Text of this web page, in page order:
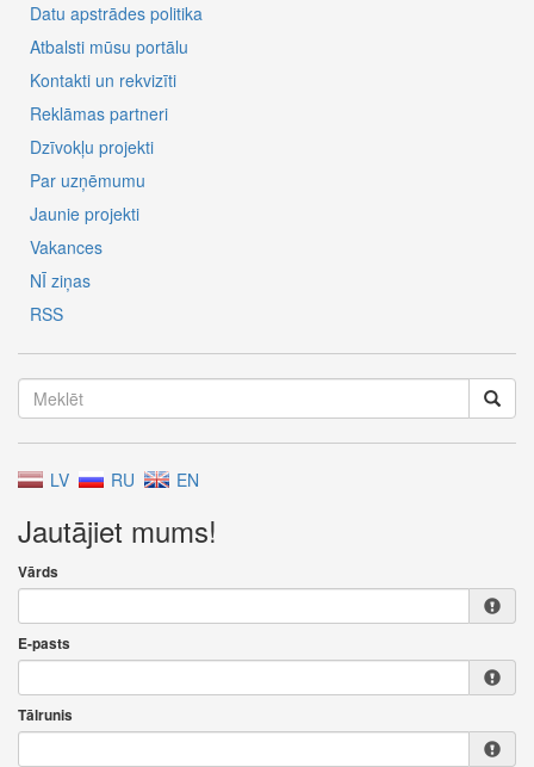
Datu apstrādes politika
Atbalsti mūsu portālu
Kontakti un rekvizīti
Reklāmas partneri
Dzīvokļu projekti
Par uzņēmumu
Jaunie projekti
Vakances
NĪ ziņas
RSS
LV RU EN
Jautājiet mums!
Vārds
E-pasts
Tālrunis